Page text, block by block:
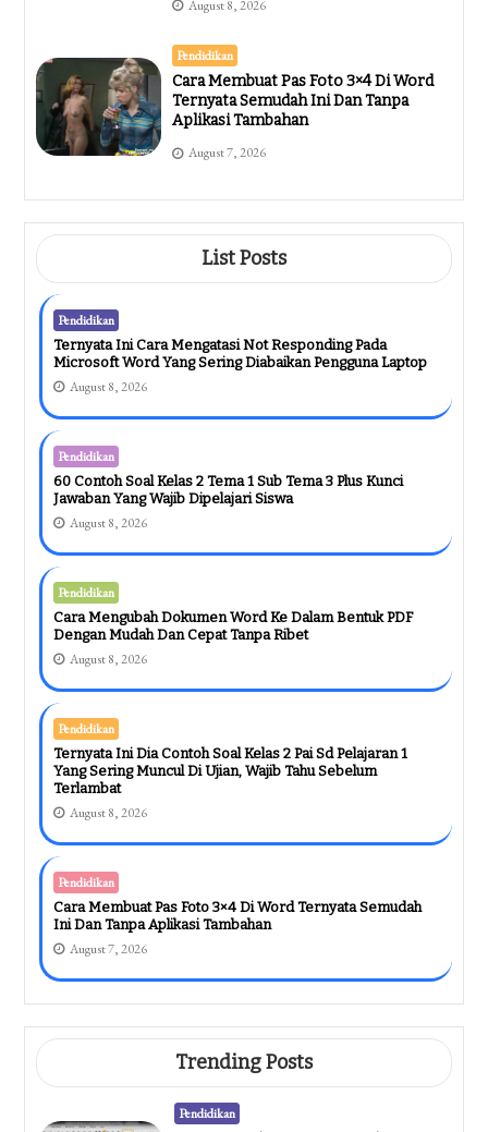
August 8, 2026
Pendidikan
Cara Membuat Pas Foto 3×4 Di Word
Ternyata Semudah Ini Dan Tanpa
Aplikasi Tambahan
August 7, 2026
List Posts
Pendidikan
Ternyata Ini Cara Mengatasi Not Responding Pada
Microsoft Word Yang Sering Diabaikan Pengguna Laptop
August 8, 2026
Pendidikan
60 Contoh Soal Kelas 2 Tema 1 Sub Tema 3 Plus Kunci
Jawaban Yang Wajib Dipelajari Siswa
August 8, 2026
Pendidikan
Cara Mengubah Dokumen Word Ke Dalam Bentuk PDF
Dengan Mudah Dan Cepat Tanpa Ribet
August 8, 2026
Pendidikan
Ternyata Ini Dia Contoh Soal Kelas 2 Pai Sd Pelajaran 1
Yang Sering Muncul Di Ujian, Wajib Tahu Sebelum
Terlambat
August 8, 2026
Pendidikan
Cara Membuat Pas Foto 3×4 Di Word Ternyata Semudah
Ini Dan Tanpa Aplikasi Tambahan
August 7, 2026
Trending Posts
Pendidikan